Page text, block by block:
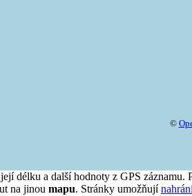
©
délku a další hodnoty z GPS záznamu.
na jinou mapu. Stránky umožňují